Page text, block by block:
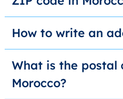
How to write an
What is the postal
Morocco?